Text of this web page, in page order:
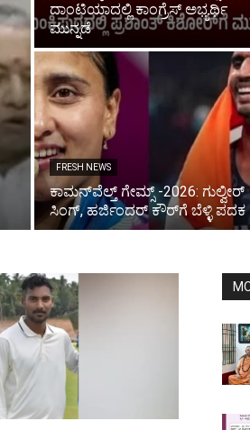
ದಾಂಟಿಯಾದಲ್ಲಿ ಕಾಂಗ್ರೆಸ್ ಅಭ್ಯರ್ಥಿ
ಮುನ್ನಡೆ
FRESH NEWS
ಕಾಮನ್‌ವೆಲ್ತ್ ಗೇಮ್ಸ್ -2026: ಗುಲ್ವೀರ್‌
ಸಿಂಗ್‌, ಹರ್ಜಿಂದರ್ ಕೌರ್‌ಗೆ ಬೆಳ್ಳಿ ಪದಕ